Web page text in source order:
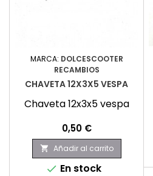
MARCA: DOLCESCOOTER
RECAMBIOS
CHAVETA 12X3X5 VESPA
Chaveta 12x3x5 vespa
Precio
0,50 €
 Añadir al carrito
 En stock